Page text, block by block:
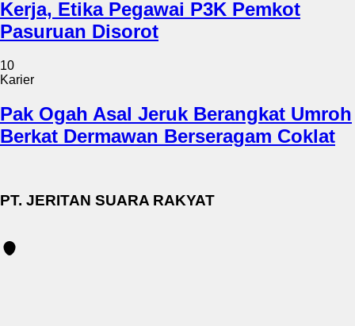
Kerja, Etika Pegawai P3K Pemkot
Pasuruan Disorot
10
Karier
Pak Ogah Asal Jeruk Berangkat Umroh
Berkat Dermawan Berseragam Coklat
PT. JERITAN SUARA RAKYAT